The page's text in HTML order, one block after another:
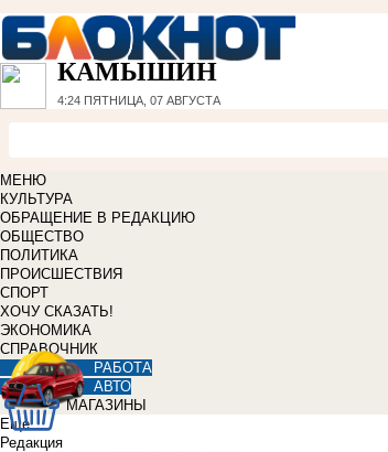
КАМЫШИН
4:24 ПЯТНИЦА, 07 АВГУСТА
МЕНЮ
КУЛЬТУРА
ОБРАЩЕНИЕ В РЕДАКЦИЮ
ОБЩЕСТВО
ПОЛИТИКА
ПРОИСШЕСТВИЯ
СПОРТ
ХОЧУ СКАЗАТЬ!
ЭКОНОМИКА
СПРАВОЧНИК
РАБОТА
АВТО
МАГАЗИНЫ
Еще
Редакция